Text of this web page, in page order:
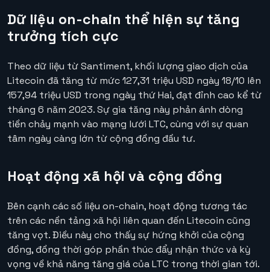
Dữ liệu on-chain thể hiện sự tăng
trưởng tích cực
Theo dữ liệu từ Santiment, khối lượng giao dịch của
Litecoin đã tăng từ mức 127,31 triệu USD ngày 18/10 lên
157,94 triệu USD trong ngày thứ Hai, đạt đỉnh cao kể từ
tháng 6 năm 2023. Sự gia tăng này phản ánh dòng
tiền chảy mạnh vào mạng lưới LTC, cùng với sự quan
tâm ngày càng lớn từ cộng đồng đầu tư.
Hoạt động xã hội và cộng đồng
Bên cạnh các số liệu on-chain, hoạt động tương tác
trên các nền tảng xã hội liên quan đến Litecoin cũng
tăng vọt. Điều này cho thấy sự hứng khởi của cộng
đồng, đồng thời góp phần thúc đẩy nhận thức và kỳ
vọng về khả năng tăng giá của LTC trong thời gian tới.